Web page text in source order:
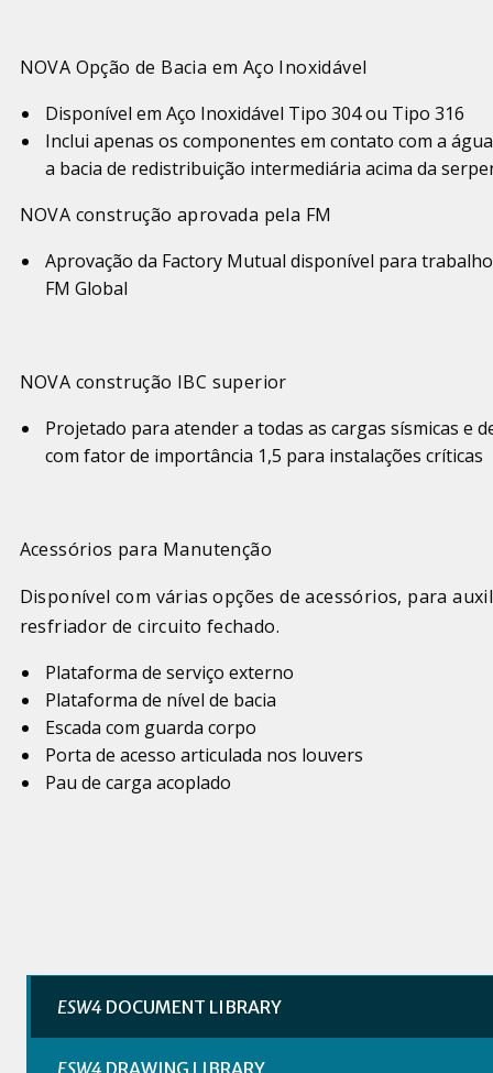
NOVA Opção de Bacia em Aço Inoxidável
Disponível em Aço Inoxidável Tipo 304 ou Tipo 316
Inclui apenas os componentes em contato com a
a bacia de redistribuição intermediária acima da
NOVA construção aprovada pela FM
Aprovação da Factory Mutual disponível para
FM Global
NOVA construção IBC superior
Projetado para atender a todas as cargas sísmicas e
com fator de importância 1,5 para instalações críticas
Acessórios para Manutenção
Disponível com várias opções de acessórios, para
resfriador de circuito fechado.
Plataforma de serviço externo
Plataforma de nível de bacia
Escada com guarda corpo
Porta de acesso articulada nos louvers
Pau de carga acoplado
ESW4DOCUMENT LIBRARY
ESW4DRAWING LIBRARY